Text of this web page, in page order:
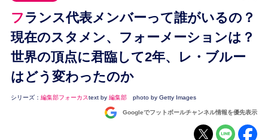
セリエA
ブンデスリーガ
UEFA
ナショナルチーム
高校サッカー
フランス代表メンバーって誰がいるの？
現在のスタメン、フォーメーションは？
世界の頂点に君臨して2年、レ・ブルー
はどう変わったのか
シリーズ： 編集部フォーカスtext by 編集部 photo by Getty Images
Googleでフットボールチャンネル情報を優先表示